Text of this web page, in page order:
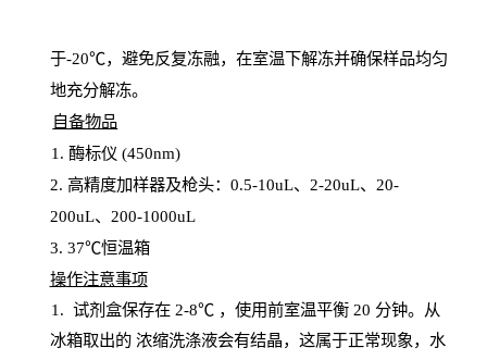
于-20℃，避免反复冻融，在室温下解冻并确保样品均匀
地充分解冻。
自备物品
1 . 酶标仪 (450nm)
2. 高精度加样器及枪头： 0.5-10uL、 2-20uL、 20-
200uL、 200-1000uL
3. 37℃恒温箱
操作注意事项
1. 试剂盒保存在 2-8℃ ，使用前室温平衡 20 分钟。从
冰箱取出的 浓缩洗涤液会有结晶，这属于正常现象，水